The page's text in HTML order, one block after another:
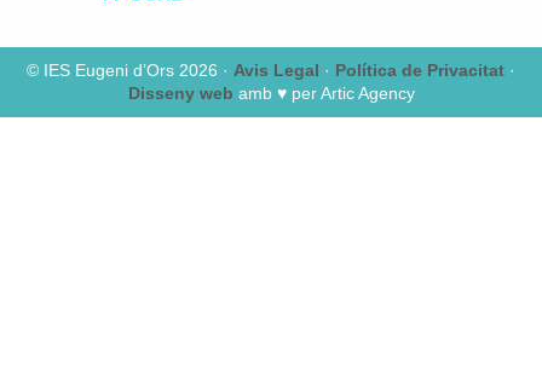
© IES Eugeni d’Ors 2026 · Avis Legal · Política de Privacitat ·
Disseny web amb ♥️ per Artic Agency